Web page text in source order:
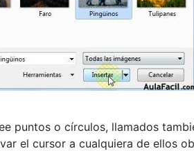
puntos o círculos, llamados
el cursor a cualquiera de ellos